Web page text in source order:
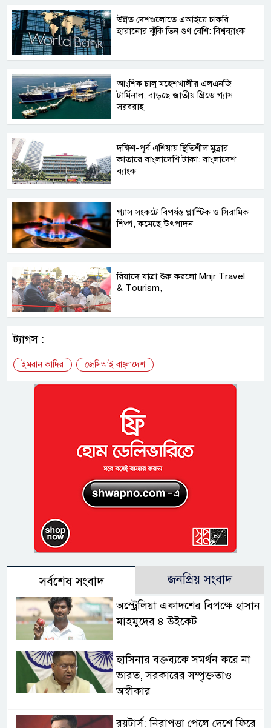
উন্নত দেশগুলোতে এআইয়ে চাকরি
হারানোর ঝুঁকি তিন গুণ বেশি: বিশ্বব্যাংক
আংশিক চালু মহেশখালীর এলএনজি
টার্মিনাল, বাড়ছে জাতীয় গ্রিডে গ্যাস
সরবরাহ
দক্ষিণ-পূর্ব এশিয়ায় স্থিতিশীল মুদ্রার
কাতারে বাংলাদেশি টাকা: বাংলাদেশ
ব্যাংক
গ্যাস সংকটে বিপর্যস্ত প্লাস্টিক ও সিরামিক
শিল্প, কমেছে উৎপাদন
রিয়াদে যাত্রা শুরু করলো Mnjr Travel
& Tourism,
ট্যাগস :
ইমরান কাদির জেসিআই বাংলাদেশ
সর্বশেষ সংবাদ জনপ্রিয় সংবাদ
অস্ট্রেলিয়া একাদশের বিপক্ষে হাসান
মাহমুদের ৪ উইকেট
হাসিনার বক্তব্যকে সমর্থন করে না
ভারত, সরকারের সম্পৃক্ততাও
অস্বীকার
রয়টার্স: নিরাপত্তা পেলে দেশে ফিরে